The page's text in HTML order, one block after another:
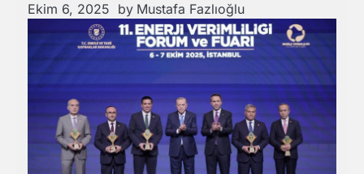
Ekim 6, 2025 by Mustafa Fazlıoğlu